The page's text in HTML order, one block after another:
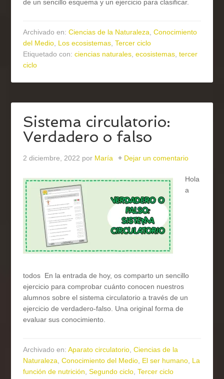
de un sencillo esquema y un ejercicio para clasificar.
Archivado en:Ciencias de la Naturaleza,Conocimiento
del Medio, Los ecosistemas,Tercer ciclo
Etiquetado con:ciencias naturales,ecosistemas,tercer
ciclo
Sistema circulatorio:
Verdadero o falso
2 diciembre, 2022 por María Dejar un comentario
Hola
a
todos En la entrada de hoy, os comparto un sencillo
ejercicio para comprobar cuánto conocen nuestros
alumnos sobre el sistema circulatorio a través de un
ejercicio de verdadero-falso. Una original forma de
evaluar sus conocimiento.
Archivado en:Aparato circulatorio,Ciencias de la
Naturaleza,Conocimiento del Medio, El ser humano, La
función de nutrición,Segundo ciclo,Tercer ciclo